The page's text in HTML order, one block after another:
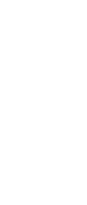
Lasertechnologie
Plotterkauf
für
profitieren Firmen
und technische